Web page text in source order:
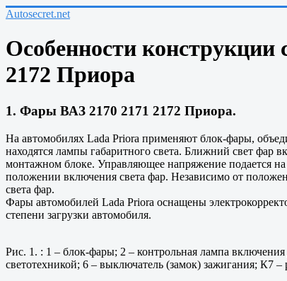
Autosecret.net
Особенности конструкции
2172 Приора
1. Фары ВАЗ 2170 2171 2172 Приора.
На автомобилях Lada Priora применяют блок-фары,
находятся лампы габаритного света. Ближний свет фар
монтажном блоке. Управляющее напряжение подается на
положении включения света фар. Независимо от
света фар.
Фары автомобилей Lada Priora оснащены
степени загрузки автомобиля.
Рис. 1. : 1 – блок-фары; 2 – контрольная лампа
светотехникой; 6 – выключатель (замок) зажигания; К7